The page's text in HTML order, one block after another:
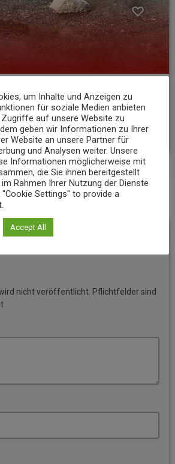
im Landkreis Mayen-Koblenz
12
Sie eine
nicht veröffentlicht. Pflichtfelder sind
um Inhalte und Anzeigen zu
für soziale Medien anbieten
auf unsere Website zu
geben wir Informationen zu Ihrer
Website an unsere Partner für
und Analysen weiter. Unsere
Informationen möglicherweise mit
die Sie ihnen bereitgestellt
Rahmen Ihrer Nutzung der Dienste
Settings" to provide a
Accept All